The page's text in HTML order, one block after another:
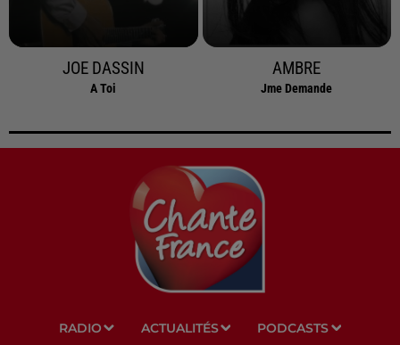
JOE DASSIN
A Toi
AMBRE
Jme Demande
RADIO ACTUALITÉS PODCASTS